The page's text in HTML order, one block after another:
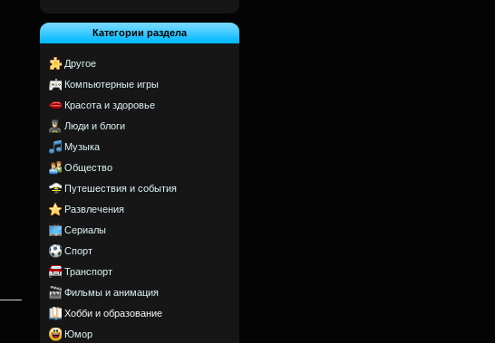
Категории раздела
Другое
Компьютерные игры
Красота и здоровье
Люди и блоги
Музыка
Общество
Путешествия и события
Развлечения
Сериалы
Спорт
Транспорт
Фильмы и анимация
Хобби и образование
Юмор